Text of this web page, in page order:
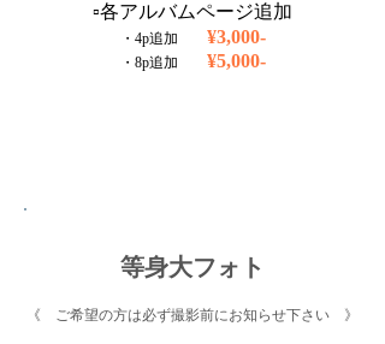
▫️各アルバムページ追加
・4p追加 ¥3,000-
・8p追加 ¥5,000-
等身大フォト
《 ご希望の方は必ず撮影前にお知らせ下さい 》